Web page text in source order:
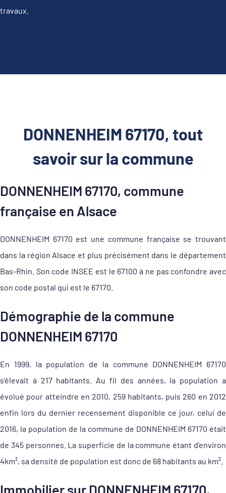
travaux.
DONNENHEIM 67170, tout
savoir sur la commune
DONNENHEIM 67170, commune
française en Alsace
DONNENHEIM 67170 est une commune française se trouvant
dans la région Alsace et plus précisément dans le département
Bas-Rhin. Son code INSEE est le 67100 à ne pas confondre avec
son code postal qui est le 67170.
Démographie de la commune
DONNENHEIM 67170
En 1999, la population de la commune DONNENHEIM 67170
s'élevait à 217 habitants. Au fil des années, la population a
évolué pour atteindre en 2010, 259 habitants, puis 260 en 2012
enfin lors du dernier recensement disponible ce jour, celui de
2016, la population de la commune de DONNENHEIM 67170 était
de 345 personnes. La superficie de la commune étant d'environ
4km², sa densité de population est donc de 68 habitants au km².
Immobilier sur DONNENHEIM 67170,